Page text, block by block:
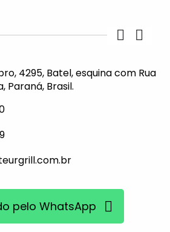
4295, Batel, esquina com Rua
Paraná, Brasil.
pelo WhatsApp